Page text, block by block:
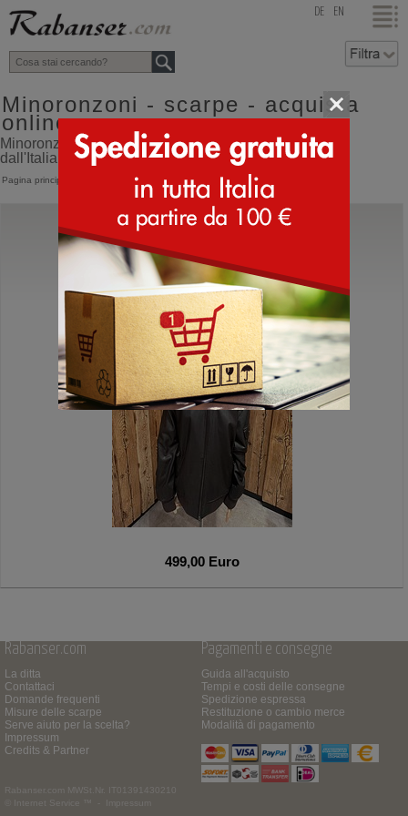
top DE EN
Minoronzoni - scarpe - acquista
online
Minoronzoni online shop con spedizione direttamente
dall'Italia
Pagina principale Minoronzoni
Minoronzoni
MRF2310J17 Giacca Pelle
Giacca
499,00 Euro
Rabanser.com
La ditta
Contattaci
Domande frequenti
Misure delle scarpe
Serve aiuto per la scelta?
Impressum
Credits & Partner
Rabanser.com
MWSt.Nr. IT01391430210
© Internet Service ™ -
Impressum
Pagamenti e consegne
Guida all'acquisto
Tempi e costi delle consegne
Spedizione espressa
Restituzione o cambio merce
Modalità di pagamento